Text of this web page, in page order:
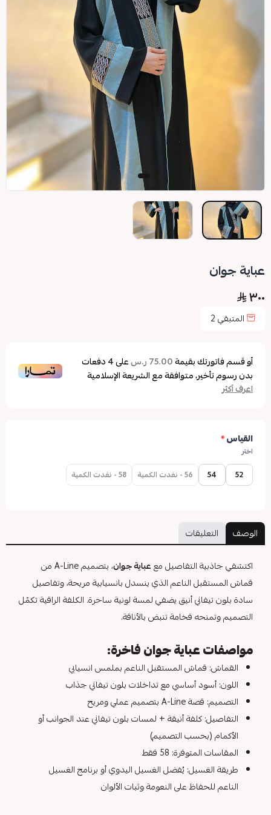
عباية جوان
٣٠٠
المتبقي2
أو قسم فاتورتك بقيمة75.00 ر.س على4دفعات
بدون رسوم تأخير، متوافقة مع الشريعة الإسلامية
اعرف أكثر
القياس*
اختر
52
54 56 - نفدت الكمية 58 - نفدت الكمية
الوصف التعليقات
اكتشفي جاذبية التفاصيل مععباية جوان
، بتصميم A-Line من
قماش المستقبل الناعم الذي ينسدل بانسيابية مريحة، وتفاصيل
سادة بلون تيفاني أنيق يضفي لمسة لونية ساحرة. الكلفة الراقية تكمّل
التصميم وتمنحه فخامة تنبض بالأناقة.
مواصفات عباية جوان فاخرة:
القماش: قماش المستقبل الناعم بملمس انسيابي
اللون: أسود أساسي مع تداخلات بلون تيفاني جذاب
التصميم: قصة A-Line بتصميم عملي ومريح
التفاصيل: كلفة أنيقة + لمسات بلون تيفاني عند الجوانب أو
الأكمام (بحسب التصميم)
المقاسات المتوفرة: 58 فقط
طريقة الغسيل: يُفضل الغسيل اليدوي أو برنامج الغسيل
الناعم للحفاظ على النعومة وثبات الألوان